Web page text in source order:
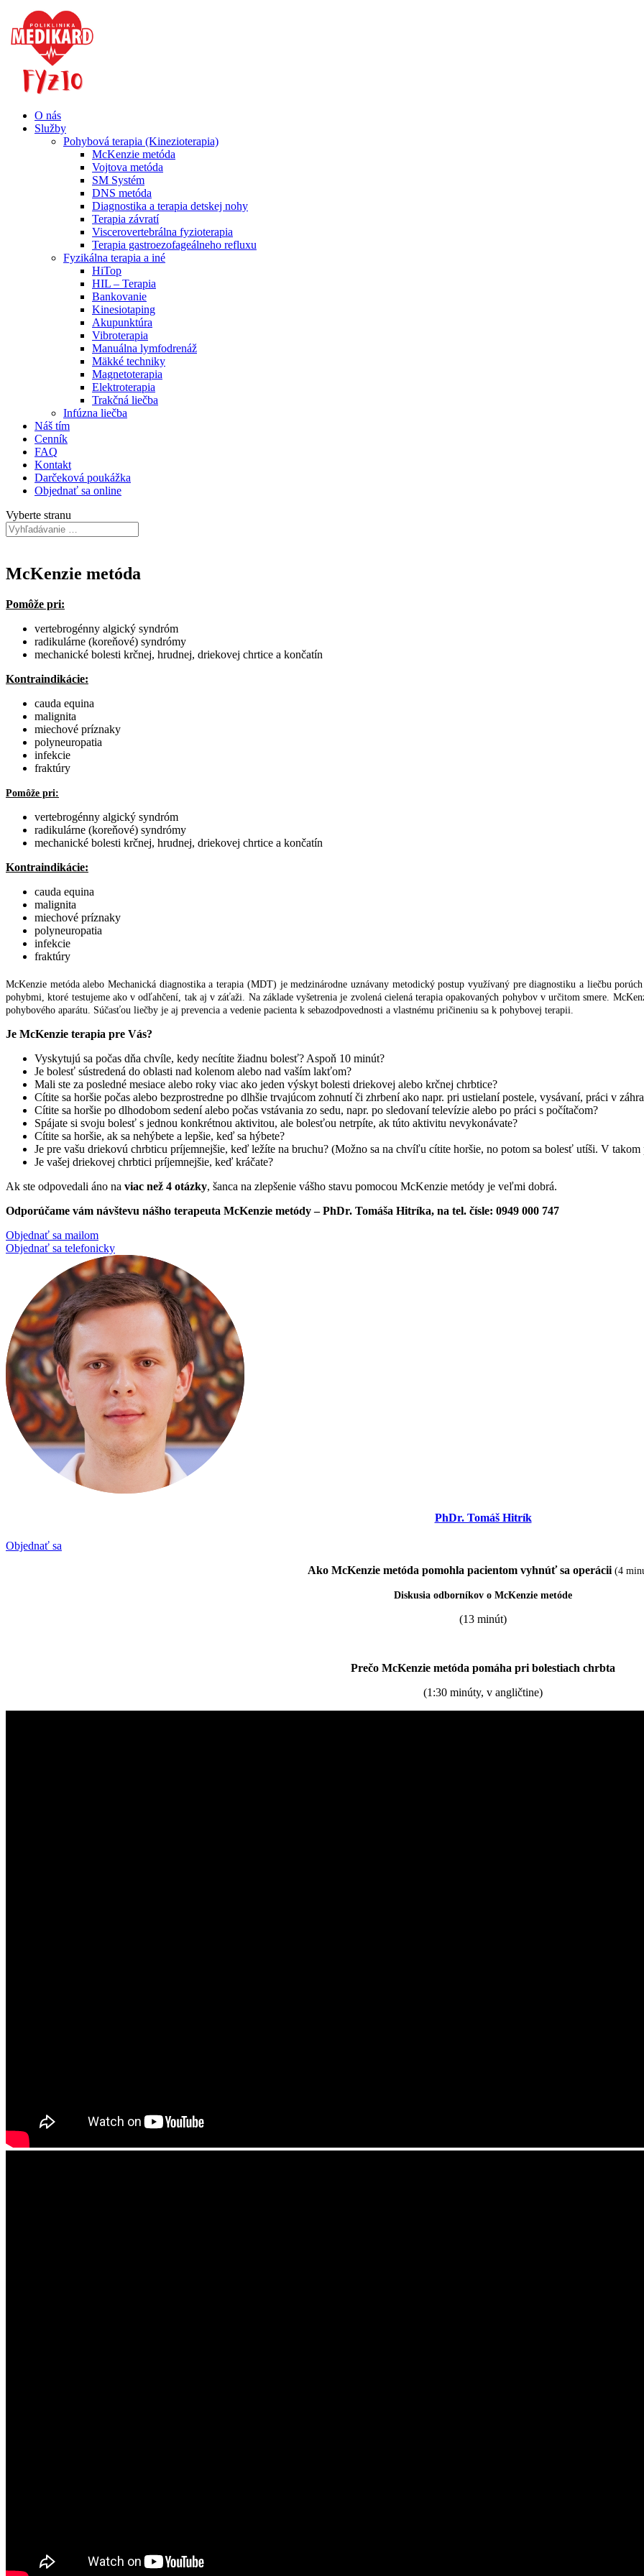
O nás
Služby
Pohybová terapia (Kinezioterapia)
McKenzie metóda
Vojtova metóda
SM Systém
DNS metóda
Diagnostika a terapia detskej nohy
Terapia závratí
Viscerovertebrálna fyzioterapia
Terapia gastroezofageálneho refluxu
Fyzikálna terapia a iné
HiTop
HIL – Terapia
Bankovanie
Kinesiotaping
Akupunktúra
Vibroterapia
Manuálna lymfodrenáž
Mäkké techniky
Magnetoterapia
Elektroterapia
Trakčná liečba
Infúzna liečba
Náš tím
Cenník
FAQ
Kontakt
Darčeková poukážka
Objednať sa online
Vyberte stranu
McKenzie metóda
Pomôže pri:
vertebrogénny algický syndróm
radikulárne (koreňové) syndrómy
mechanické bolesti krčnej, hrudnej, driekovej chrtice a končatín
Kontraindikácie:
cauda equina
malignita
miechové príznaky
polyneuropatia
infekcie
fraktúry
Pomôže pri:
vertebrogénny algický syndróm
radikulárne (koreňové) syndrómy
mechanické bolesti krčnej, hrudnej, driekovej chrtice a končatín
Kontraindikácie:
cauda equina
malignita
miechové príznaky
polyneuropatia
infekcie
fraktúry
McKenzie metóda alebo Mechanická diagnostika a terapia (MDT) je medzinárodne uznávany metodický postup využívaný pre diagnostiku a liečbu
pohybmi, ktoré testujeme ako v odľahčení, tak aj v záťaži. Na základe vyšetrenia je zvolená cielená terapia opakovaných pohybov v určitom smere.
pohybového aparátu. Súčasťou liečby je aj prevencia a vedenie pacienta k sebazodpovednosti a vlastnému pričineniu sa k pohybovej terapii.
Je McKenzie terapia pre Vás?
Vyskytujú sa počas dňa chvíle, kedy necítite žiadnu bolesť? Aspoň 10 minút?
Je bolesť sústredená do oblasti nad kolenom alebo nad vaším lakťom?
Mali ste za posledné mesiace alebo roky viac ako jeden výskyt bolesti driekovej alebo krčnej chrbtice?
Cítite sa horšie počas alebo bezprostredne po dlhšie trvajúcom zohnutí či zhrbení ako napr. pri ustielaní postele, vysávaní, práci v
Cítite sa horšie po dlhodobom sedení alebo počas vstávania zo sedu, napr. po sledovaní televízie alebo po práci s počítačom?
Spájate si svoju bolesť s jednou konkrétnou aktivitou, ale bolesťou netrpíte, ak túto aktivitu nevykonávate?
Cítite sa horšie, ak sa nehýbete a lepšie, keď sa hýbete?
Je pre vašu driekovú chrbticu príjemnejšie, keď ležíte na bruchu? (Možno sa na chvíľu cítite horšie, no potom sa bolesť utíši. V
Je vašej driekovej chrbtici príjemnejšie, keď kráčate?
Ak ste odpovedali áno na viac než 4 otázky, šanca na zlepšenie vášho stavu pomocou McKenzie metódy je veľmi dobrá.
Odporúčame vám návštevu nášho terapeuta McKenzie metódy – PhDr. Tomáša Hitríka, na tel. čísle: 0949 000 747
Objednať sa mailom
Objednať sa telefonicky
PhDr. Tomáš Hitrík
Objednať sa
Ako McKenzie metóda pomohla pacientom vyhnúť sa operácii (4
Diskusia odborníkov o McKenzie metóde
(13 minút)
Prečo McKenzie metóda pomáha pri bolestiach chrbta
(1:30 minúty, v angličtine)